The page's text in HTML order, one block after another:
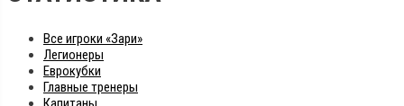
Все игроки «Зари»
Легионеры
Еврокубки
Главные тренеры